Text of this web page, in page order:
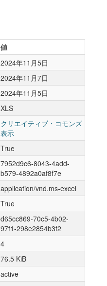
値
2024年11月5日
2024年11月7日
2024年11月5日
XLS
クリエイティブ・コモンズ
表示
True
7952d9c6-8043-4add-
b579-4892a0af8f7e
application/vnd.ms-excel
True
d65cc869-70c5-4b02-
97f1-298e2854b3f2
4
76.5 KiB
active